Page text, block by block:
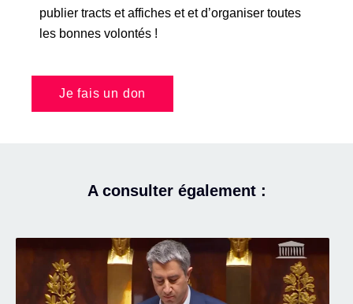
publier tracts et affiches et et d’organiser toutes
les bonnes volontés !
Je fais un don
A consulter également :